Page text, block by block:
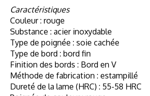
Caractéristiques
Couleur : rouge
Substance : acier inoxydable
Type de poignée : soie cachée
Type de bord : bord fin
Finition des bords : Bord en V
Méthode de fabrication : estampillé
Dureté de la lame (HRC) : 55-58 HRC